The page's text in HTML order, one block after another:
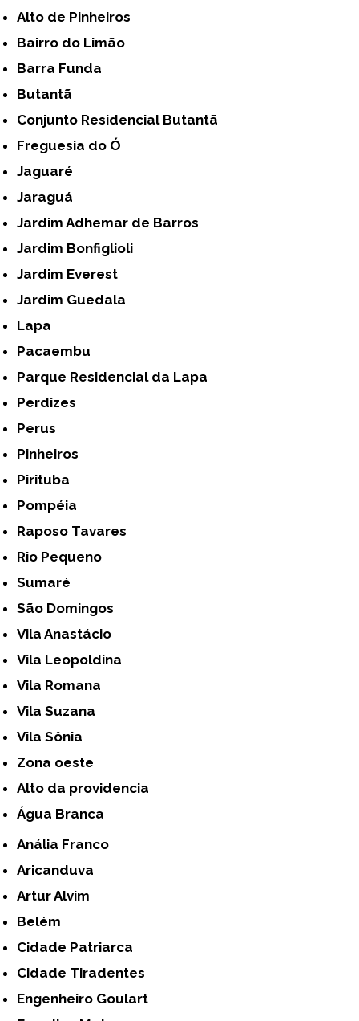
Alto de Pinheiros
Bairro do Limão
Barra Funda
Butantã
Conjunto Residencial Butantã
Freguesia do Ó
Jaguaré
Jaraguá
Jardim Adhemar de Barros
Jardim Bonfiglioli
Jardim Everest
Jardim Guedala
Lapa
Pacaembu
Parque Residencial da Lapa
Perdizes
Perus
Pinheiros
Pirituba
Pompéia
Raposo Tavares
Rio Pequeno
Sumaré
São Domingos
Vila Anastácio
Vila Leopoldina
Vila Romana
Vila Suzana
Vila Sônia
Zona oeste
alto da providencia
Água Branca
Anália Franco
Aricanduva
Artur Alvim
Belém
Cidade Patriarca
Cidade Tiradentes
Engenheiro Goulart